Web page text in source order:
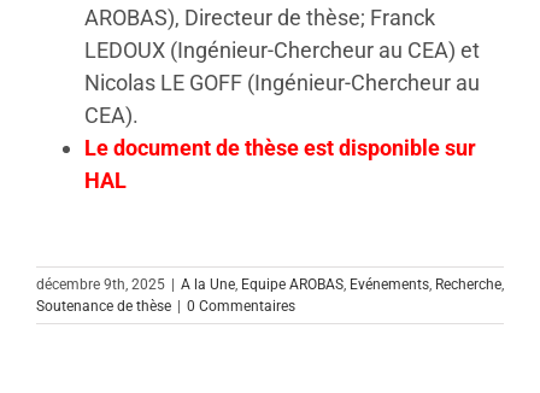
AROBAS), Directeur de thèse; Franck
LEDOUX (Ingénieur-Chercheur au CEA) et
Nicolas LE GOFF (Ingénieur-Chercheur au
CEA).
Le document de thèse est disponible sur
HAL
décembre 9th, 2025 A la Une, Equipe AROBAS, Evénements, Recherche,
Soutenance de thèse
0 Commentaires